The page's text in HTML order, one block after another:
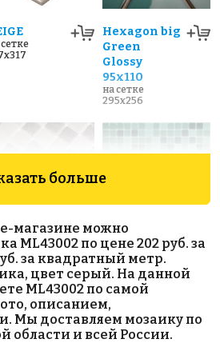
Hexagon big
Green
Glossy
95x110
на сетке
295x256
515
1890 руб./м²
AKS005
на сетке
327x327
больше
магазине можно
ML43002 по цене 202 руб. за
за квадратный метр.
цвет серый. На данной
ML43002 по самой
описанием,
Мы доставляем мозаику по
области и всей России.